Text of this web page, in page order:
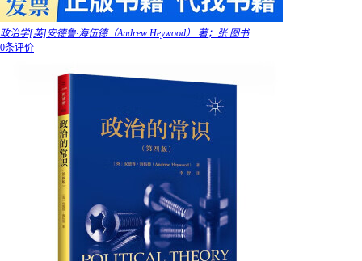
政治学[英]安德鲁·海伍德（Andrew Heywood） 著；张 图书
0条评价